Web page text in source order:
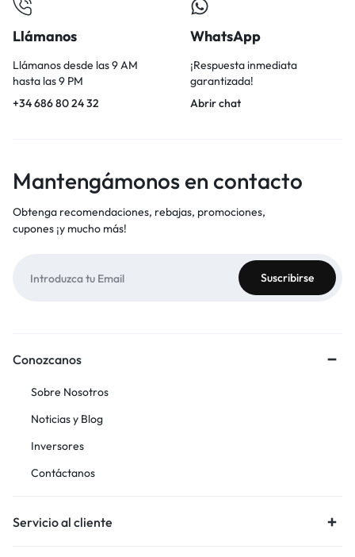
Llámanos
Llámanos desde las 9 AM
hasta las 9 PM
+34 686 80 24 32
WhatsApp
¡Respuesta inmediata
garantizada!
Abrir chat
Mantengámonos en contacto
Obtenga recomendaciones, rebajas, promociones,
cupones ¡y mucho más!
Conozcanos
Sobre Nosotros
Noticias y Blog
Inversores
Contáctanos
Servicio al cliente